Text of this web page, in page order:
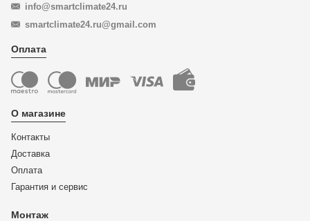
info@smartclimate24.ru
smartclimate24.ru@gmail.com
Оплата
О магазине
Контакты
Доставка
Оплата
Гарантия и сервис
Монтаж